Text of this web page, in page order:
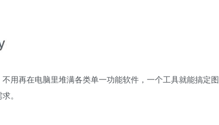
不用再在电脑里堆满各类单一功能软件，一个工具就能搞定图
。